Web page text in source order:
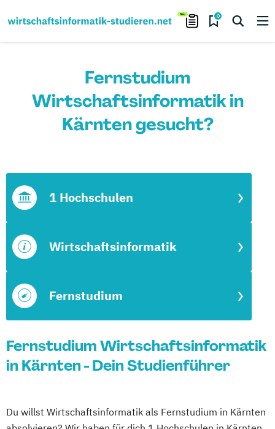
0
Fernstudium
Wirtschaftsinformatik in
Kärnten gesucht?
Fernstudium
Wirtschaftsinformatik
1 Hochschulen
Fernstudium Wirtschaftsinformatik
in Kärnten - Dein Studienführer
Du willst Wirtschaftsinformatik als Fernstudium in Kärnten